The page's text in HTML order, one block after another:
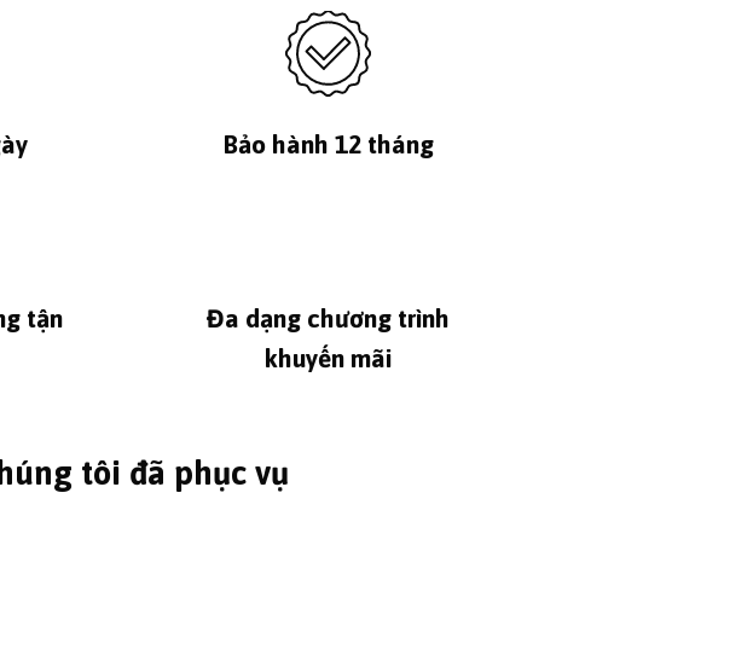
Bảo hành 12 tháng
tận
Đa dạng chương trình
khuyến mãi
tôi đã phục vụ